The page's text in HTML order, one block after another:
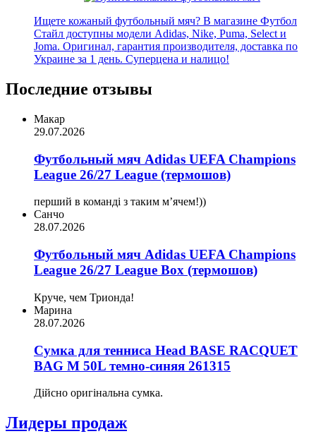
Ищете кожаный футбольный мяч? В магазине Футбол
Стайл доступны модели Adidas, Nike, Puma, Select и
Joma. Оригинал, гарантия производителя, доставка по
Украине за 1 день. Суперцена и налицо!
Последние отзывы
Макар
29.07.2026
Футбольный мяч Adidas UEFA Champions
League 26/27 League (термошов)
перший в команді з таким мʼячем!))
Санчо
28.07.2026
Футбольный мяч Adidas UEFA Champions
League 26/27 League Box (термошов)
Круче, чем Трионда!
Марина
28.07.2026
Сумка для тенниса Head BASE RACQUET
BAG M 50L темно-синяя 261315
Дійсно оригінальна сумка.
Лидеры продаж